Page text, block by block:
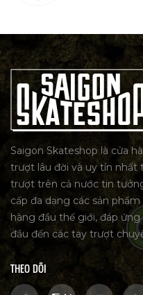
Saigon Skateshop là cửa
trượt lâu đời và uy tín nhất
trượt trên cả nước tin
cấp đa dạng các sản
hàng đầu thế giới, đáp
đầu đến các tay trượt
THEO DÕI